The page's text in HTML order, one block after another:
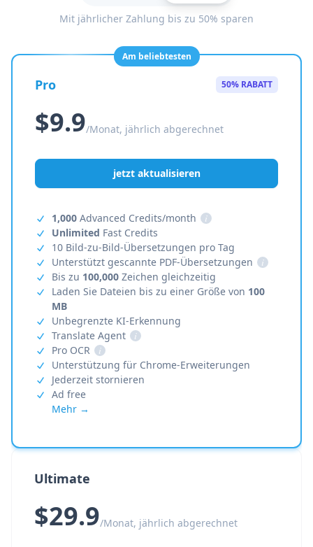
Mit jährlicher Zahlung bis zu 50% sparen
Am beliebtesten
Pro 50% RABATT
$9.9/Monat, jährlich abgerechnet
jetzt aktualisieren
1,000 Advanced Credits/month
i
Unlimited Fast Credits
10 Bild-zu-Bild-Übersetzungen pro Tag
Unterstützt gescannte PDF-Übersetzungen
i
Bis zu 100,000 Zeichen gleichzeitig
Laden Sie Dateien bis zu einer Größe von 100
MB
Unbegrenzte KI-Erkennung
Translate Agent
i
Pro OCR
i
Unterstützung für Chrome-Erweiterungen
Jederzeit stornieren
Ad free
Mehr →
Ultimate
$29.9/Monat, jährlich abgerechnet